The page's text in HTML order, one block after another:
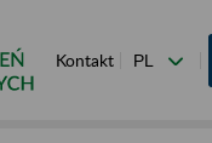
Kontakt